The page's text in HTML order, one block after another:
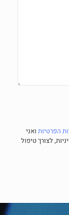
הפרטיות ואני
לצורך טיפול